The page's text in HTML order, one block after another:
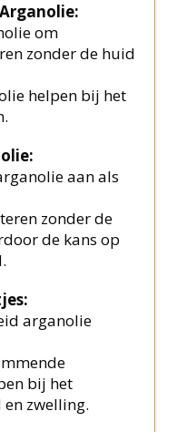
om
zonder de huid
helpen bij het
aan als
zonder de
de kans op
arganolie
bij het
zwelling.